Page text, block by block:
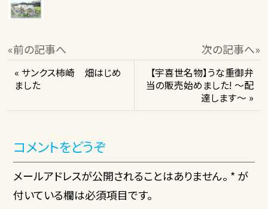
«前の記事へ 次の記事へ»
« サンクス柿崎 畑はじめ
ました
【宇喜世名物】うな重御弁
当の販売始めました! ～配
達します～ »
コメントをどうぞ
メールアドレスが公開されることはありません。 * が
付いている欄は必須項目です。